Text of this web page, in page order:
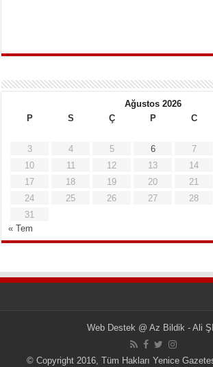
Ağustos 2026
P
S Ç P C
3
4 5 6 7
10
11 12 13 14
17
18 19 20 21
24
25 26 27 28
31
« Tem
Web Destek @ Az Bildik - Ali
© Copyright 2016, Tüm Hakları Yenice